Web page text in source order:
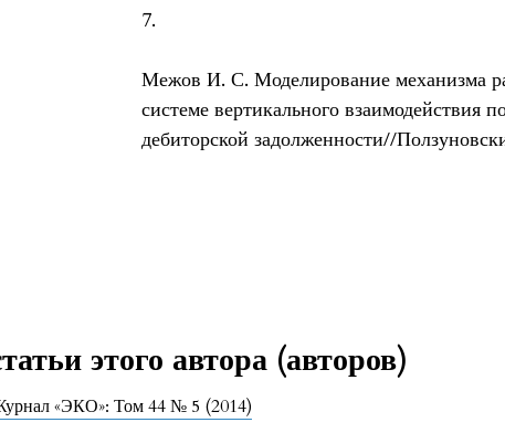
7.
Межов И. С. Моделирование механизма
системе вертикального взаимодействия
дебиторской задолженности//
этого автора (авторов)
«ЭКО»: Том 44 № 5 (2014)